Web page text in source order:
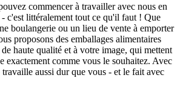
commencer à travailler avec nous en
c'est littéralement tout ce qu'il faut ! Que
boulangerie ou un lieu de vente à emporter
proposons des emballages alimentaires
haute qualité et à votre image, qui mettent
exactement comme vous le souhaitez. Avec
aussi dur que vous - et le fait avec